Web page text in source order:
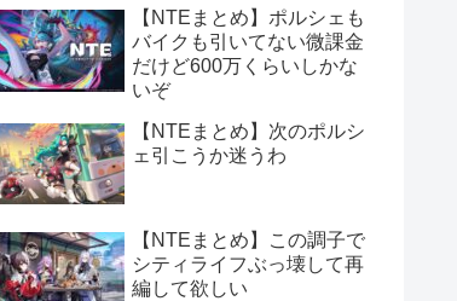
【NTEまとめ】ポルシェも
バイクも引いてない微課金
だけど600万くらいしかな
いぞ
【NTEまとめ】次のポルシ
ェ引こうか迷うわ
【NTEまとめ】この調子で
シティライフぶっ壊して再
編して欲しい